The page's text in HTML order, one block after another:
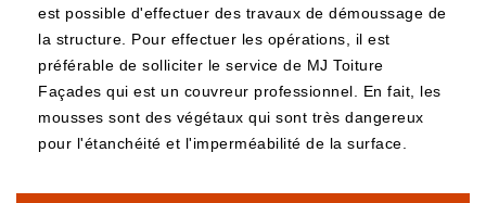
est possible d'effectuer des travaux de démoussage de
la structure. Pour effectuer les opérations, il est
préférable de solliciter le service de MJ Toiture
Façades qui est un couvreur professionnel. En fait, les
mousses sont des végétaux qui sont très dangereux
pour l'étanchéité et l'imperméabilité de la surface.